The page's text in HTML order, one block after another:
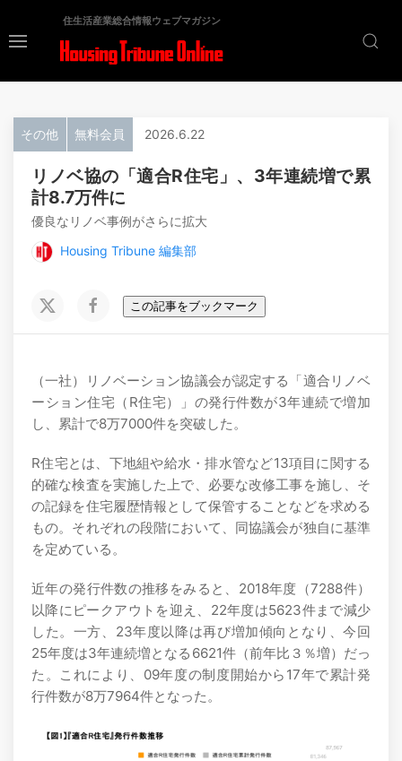
住生活産業総合情報ウェブマガジン
その他 無料会員 2026.6.22
リノベ協の「適合R住宅」、3年連続増で累
計8.7万件に
優良なリノベ事例がさらに拡大
Housing Tribune 編集部
この記事をブックマーク
（一社）リノベーション協議会が認定する「適合リノベ
ーション住宅（R住宅）」の発行件数が3年連続で増加
し、累計で8万7000件を突破した。
R住宅とは、下地組や給水・排水管など13項目に関する
的確な検査を実施した上で、必要な改修工事を施し、そ
の記録を住宅履歴情報として保管することなどを求める
もの。それぞれの段階において、同協議会が独自に基準
を定めている。
近年の発行件数の推移をみると、2018年度（7288件）
以降にピークアウトを迎え、22年度は5623件まで減少
した。一方、23年度以降は再び増加傾向となり、今回
25年度は3年連続増となる6621件（前年比３％増）だっ
た。これにより、09年度の制度開始から17年で累計発
行件数が8万7964件となった。